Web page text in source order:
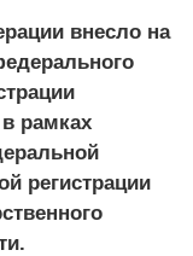
внесло на
рамках
регистрации